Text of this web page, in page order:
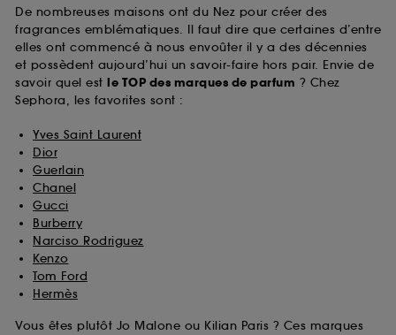
De nombreuses maisons ont du Nez pour créer des
fragrances emblématiques. Il faut dire que certaines d’entre
elles ont commencé à nous envoûter il y a des décennies
et possèdent aujourd’hui un savoir-faire hors pair. Envie de
savoir quel est le TOP des marques de parfum ? Chez
Sephora, les favorites sont :
Yves Saint Laurent
Dior
Guerlain
Chanel
Gucci
Burberry
Narciso Rodriguez
Kenzo
Tom Ford
Hermès
Vous êtes plutôt Jo Malone ou Kilian Paris ? Ces marques